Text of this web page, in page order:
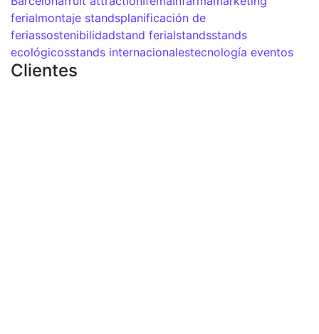
ferialmontaje standsplanificación de
feriassostenibilidadstand ferialstandsstands
ecológicosstands internacionalestecnología eventos
Clientes